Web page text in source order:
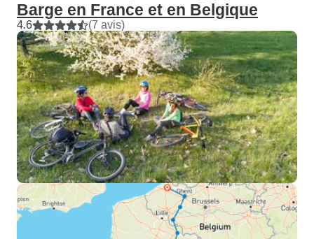
Barge en France et en Belgique
4.6 (7 avis)